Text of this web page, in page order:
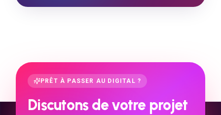
PRÊT À PASSER AU DIGITAL ?
Discutons de votre projet